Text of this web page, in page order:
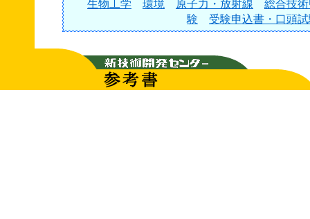
生物工学 環境 原子力・放射線
総合技
験
受験申込書・口頭